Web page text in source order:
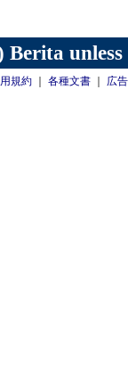
unless
規約 各種文書 広